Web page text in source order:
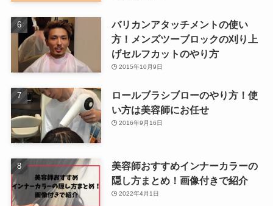
バリカンアタッチメントの使い
方！メンズツーブロックの刈り上
げセルフカットのやり方
2015年10月9日
ロールブラシブローのやり方！使
い方は美容師にお任せ
2016年9月16日
美容師おすすめインナーカラーの
隠し方まとめ！画像付きで紹介
2022年4月1日